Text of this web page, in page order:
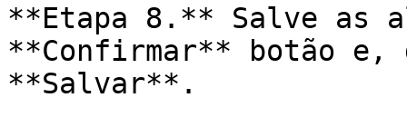
**Etapa 8.** Salve as
**Confirmar** botão e,
**Salvar**.